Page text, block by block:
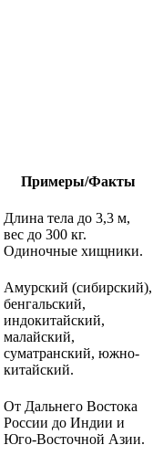
Примеры/Факты
Длина тела до 3,3 м,
вес до 300 кг.
Одиночные хищники.
Амурский (сибирский),
бенгальский,
индокитайский,
малайский,
суматранский, южно-
китайский.
От Дальнего Востока
России до Индии и
Юго-Восточной Азии.